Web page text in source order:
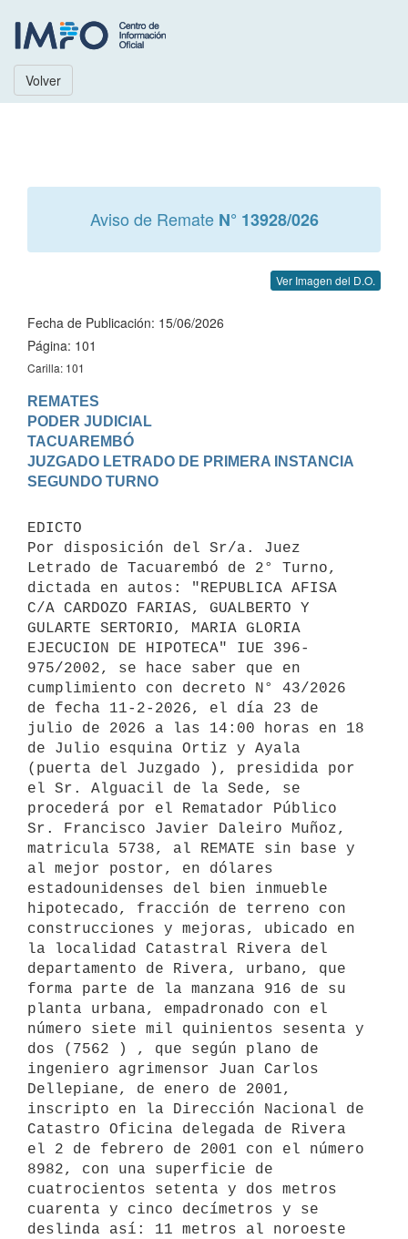
Volver
Aviso de Remate N° 13928/026
Ver Imagen del D.O.
Fecha de Publicación: 15/06/2026
Página: 101
Carilla: 101
REMATES
PODER JUDICIAL
TACUAREMBÓ
JUZGADO LETRADO DE PRIMERA INSTANCIA
EDICTO
Por disposición del Sr/a. Juez
Letrado de Tacuarembó de 2° Turno,
dictada en autos: "REPUBLICA AFISA
C/A CARDOZO FARIAS, GUALBERTO Y
GULARTE SERTORIO, MARIA GLORIA
EJECUCION DE HIPOTECA" IUE 396-
975/2002, se hace saber que en
cumplimiento con decreto N° 43/2026
de fecha 11-2-2026, el día 23 de
julio de 2026 a las 14:00 horas en 18
de Julio esquina Ortiz y Ayala
(puerta del Juzgado ), presidida por
el Sr. Alguacil de la Sede, se
procederá por el Rematador Público
Sr. Francisco Javier Daleiro Muñoz,
matricula 5738, al REMATE sin base y
al mejor postor, en dólares
estadounidenses del bien inmueble
hipotecado, fracción de terreno con
construcciones y mejoras, ubicado en
la localidad Catastral Rivera del
departamento de Rivera, urbano, que
forma parte de la manzana 916 de su
planta urbana, empadronado con el
número siete mil quinientos sesenta y
dos (7562 ) , que según plano de
ingeniero agrimensor Juan Carlos
Dellepiane, de enero de 2001,
inscripto en la Dirección Nacional de
Catastro Oficina delegada de Rivera
el 2 de febrero de 2001 con el número
8982, con una superficie de
cuatrocientos setenta y dos metros
cuarenta y cinco decímetros y se
deslinda así: 11 metros al noroeste